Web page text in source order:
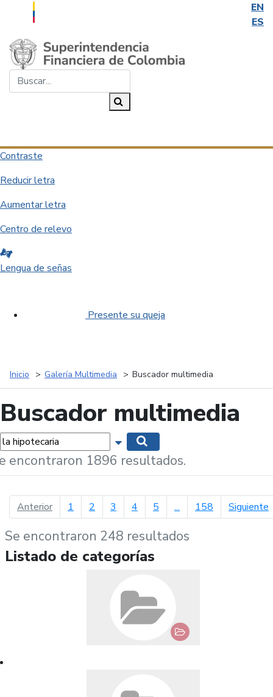
EN
ES
Saltar al contenido principal
Contraste
Reducir letra
Aumentar letra
Centro de relevo
Lengua de señas
Presente su queja
Inicio Galería Multimedia Buscador multimedia
Buscador multimedia
Mostrar opciones de búsqueda
encontraron 1896 resultados.
Anteriorpágina anterior
1 2 3 4 5 ... 158 Siguiente
Se encontraron 248 resultados
Listado de categorías